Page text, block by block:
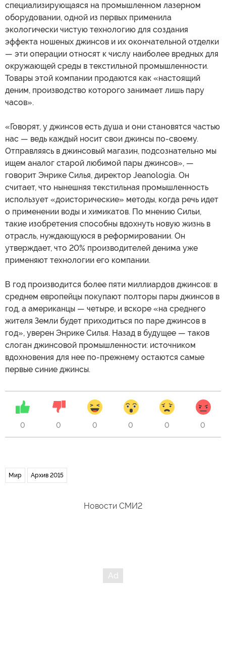
специализирующаяся на промышленном лазерном
оборудовании, одной из первых применила
экологически чистую технологию для создания
эффекта ношеных джинсов и их окончательной отделки
— эти операции относят к числу наиболее вредных для
окружающей среды в текстильной промышленности.
Товары этой компании продаются как «настоящий
деним, производство которого занимает лишь пару
часов».
«Говорят, у джинсов есть душа и они становятся частью
нас — ведь каждый носит свои джинсы по-своему.
Отправляясь в джинсовый магазин, подсознательно мы
ищем аналог старой любимой пары джинсов», —
говорит Энрике Силья, директор Jeanologia. Он
считает, что нынешняя текстильная промышленность
использует «доисторические» методы, когда речь идет
о применении воды и химикатов. По мнению Сильи,
такие изобретения способны вдохнуть новую жизнь в
отрасль, нуждающуюся в реформировании. Он
утверждает, что 20% производителей денима уже
применяют технологии его компании.
В год производится более пяти миллиардов джинсов: в
среднем европейцы покупают полторы пары джинсов в
год, а американцы — четыре, и вскоре «на среднего
жителя Земли будет приходиться по паре джинсов в
год», уверен Энрике Силья. Назад в будущее — таков
слоган джинсовой промышленности: источником
вдохновения для нее по-прежнему остаются самые
первые синие джинсы.
0 0 0 0 0 0
Мир Архив 2015
Новости СМИ2